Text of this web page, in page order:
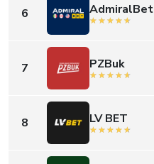
6 AdmiralBet
7 PZBuk
8 LV BET